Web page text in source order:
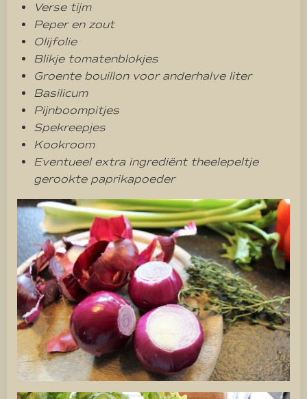
Verse tijm
Peper en zout
Olijfolie
Blikje tomatenblokjes
Groente bouillon voor anderhalve liter
Basilicum
Pijnboompitjes
Spekreepjes
Kookroom
Eventueel extra ingrediënt theelepeltje
gerookte paprikapoeder